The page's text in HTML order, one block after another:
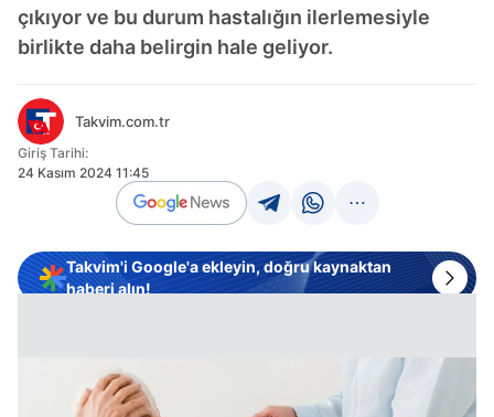
çıkıyor ve bu durum hastalığın ilerlemesiyle
birlikte daha belirgin hale geliyor.
Takvim.com.tr
Giriş Tarihi:
24 Kasım 2024 11:45
Takvim'i Google'a ekleyin, doğru kaynaktan
haberi alın!